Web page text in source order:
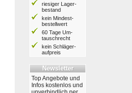
riesiger Lager­
bestand
kein Mindest­
bestell­wert
60 Tage Um­
tausch­recht
kein Schläger­
aufpreis
Newsletter
Top Angebote und
Infos kostenlos und